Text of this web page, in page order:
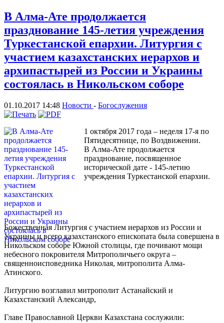
В Алма-Ате продолжается
празднование 145-летия учреждения
Туркестанской епархии. Литургия с
участием казахстанских иерархов и
архипастырей из России и Украины
состоялась в Никольском соборе
01.10.2017 14:48 Новости - Богослужения
1 октября 2017 года – неделя 17-я по
Пятидесятнице, по Воздвижении.
В Алма-Ате продолжается
празднование, посвященное
исторической дате - 145-летию
учреждения Туркестанской епархии.
Божественная Литургия с участием иерархов из России и
Украины и всего казахстанского епископата была совершена в
Никольском соборе Южной столицы, где почивают мощи
небесного покровителя Митрополичьего округа –
священноисповедника Николая, митрополита Алма-
Атинского.
Литургию возглавил митрополит Астанайский и
Казахстанский Александр,
Главе Православной Церкви Казахстана сослужили: